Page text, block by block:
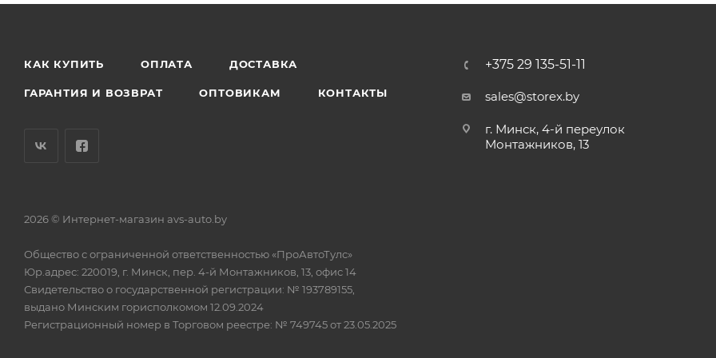
КАК КУПИТЬ ОПЛАТА ДОСТАВКА
ГАРАНТИЯ И ВОЗВРАТ ОПТОВИКАМ КОНТАКТЫ
+375 29 135-51-11
sales@storex.by
г. Минск, 4-й переулок
Монтажников, 13
2026 © Интернет-магазин avs-auto.by
Общество с ограниченной ответственностью «ПроАвтоТулс»
Юр.адрес: 220019, г. Минск, пер. 4-й Монтажников, 13, офис 14
Свидетельство о государственной регистрации: № 193789155,
выдано Минским горисполкомом 12.09.2024
Регистрационный номер в Торговом реестре: № 749745 от 23.05.2025